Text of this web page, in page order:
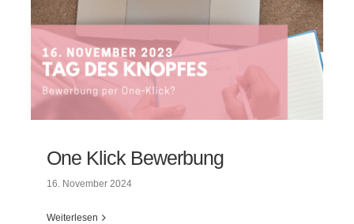
One Klick Bewerbung
16. November 2024
Weiterlesen